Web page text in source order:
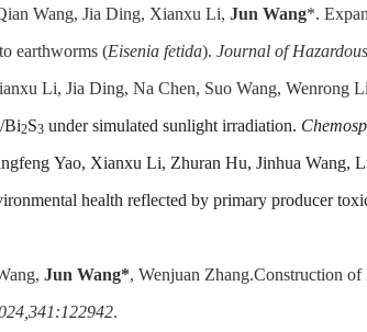
Wang, Jia Ding, Xianxu Li, Jun Wang*.
earthworms (Eisenia fetida). Journal of
Li, Jia Ding, Na Chen, Suo Wang, Wenrong
/Bi2S3 under simulated sunlight irradiation.
Yao, Xianxu Li, Zhuran Hu, Jinhua Wang,
health reflected by primary producer
Jun Wang*, Wenjuan Zhang.Construction
.